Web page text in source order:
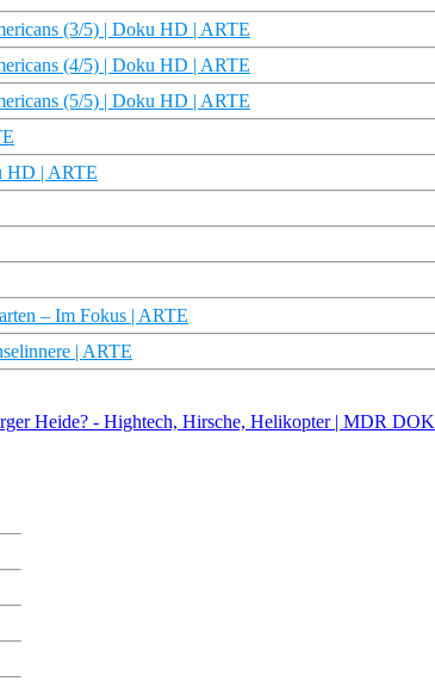
(3/5) | Doku HD | ARTE
(4/5) | Doku HD | ARTE
(5/5) | Doku HD | ARTE
HD | ARTE
– Im Fokus | ARTE
| ARTE
Heide? - Hightech, Hirsche, Helikopter | MDR DOK